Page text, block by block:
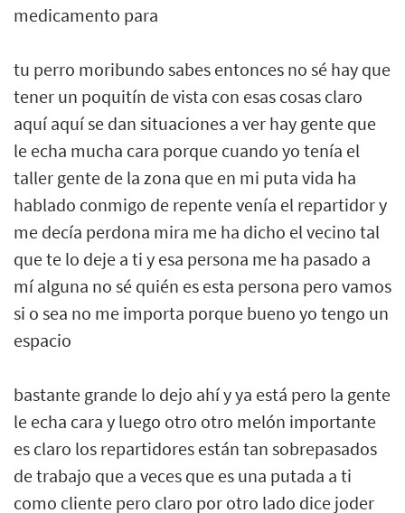
medicamento para
tu perro moribundo sabes entonces no sé hay que
tener un poquitín de vista con esas cosas claro
aquí aquí se dan situaciones a ver hay gente que
le echa mucha cara porque cuando yo tenía el
taller gente de la zona que en mi puta vida ha
hablado conmigo de repente venía el repartidor y
me decía perdona mira me ha dicho el vecino tal
que te lo deje a ti y esa persona me ha pasado a
mí alguna no sé quién es esta persona pero vamos
si o sea no me importa porque bueno yo tengo un
espacio
bastante grande lo dejo ahí y ya está pero la gente
le echa cara y luego otro otro melón importante
es claro los repartidores están tan sobrepasados
de trabajo que a veces que es una putada a ti
como cliente pero claro por otro lado dice joder